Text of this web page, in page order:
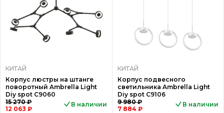
КИТАЙ
Корпус люстры на штанге
поворотный Ambrella Light
Diy spot C9060
15 270 ₽
12 063 ₽
В наличии
КИТАЙ
Корпус подвесного
светильника Ambrella Light
Diy spot C9106
9 980 ₽
7 884 ₽
В наличии